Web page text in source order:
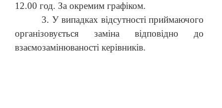
12.00 год. За окремим графіком.
3. У випадках відсутності приймаючого
організовується заміна відповідно до
взаємозамінюваності керівників.